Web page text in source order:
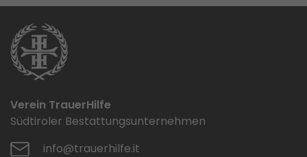
Verein TrauerHilfe
Südtiroler Bestattungsunternehmen
info@trauerhilfe.it